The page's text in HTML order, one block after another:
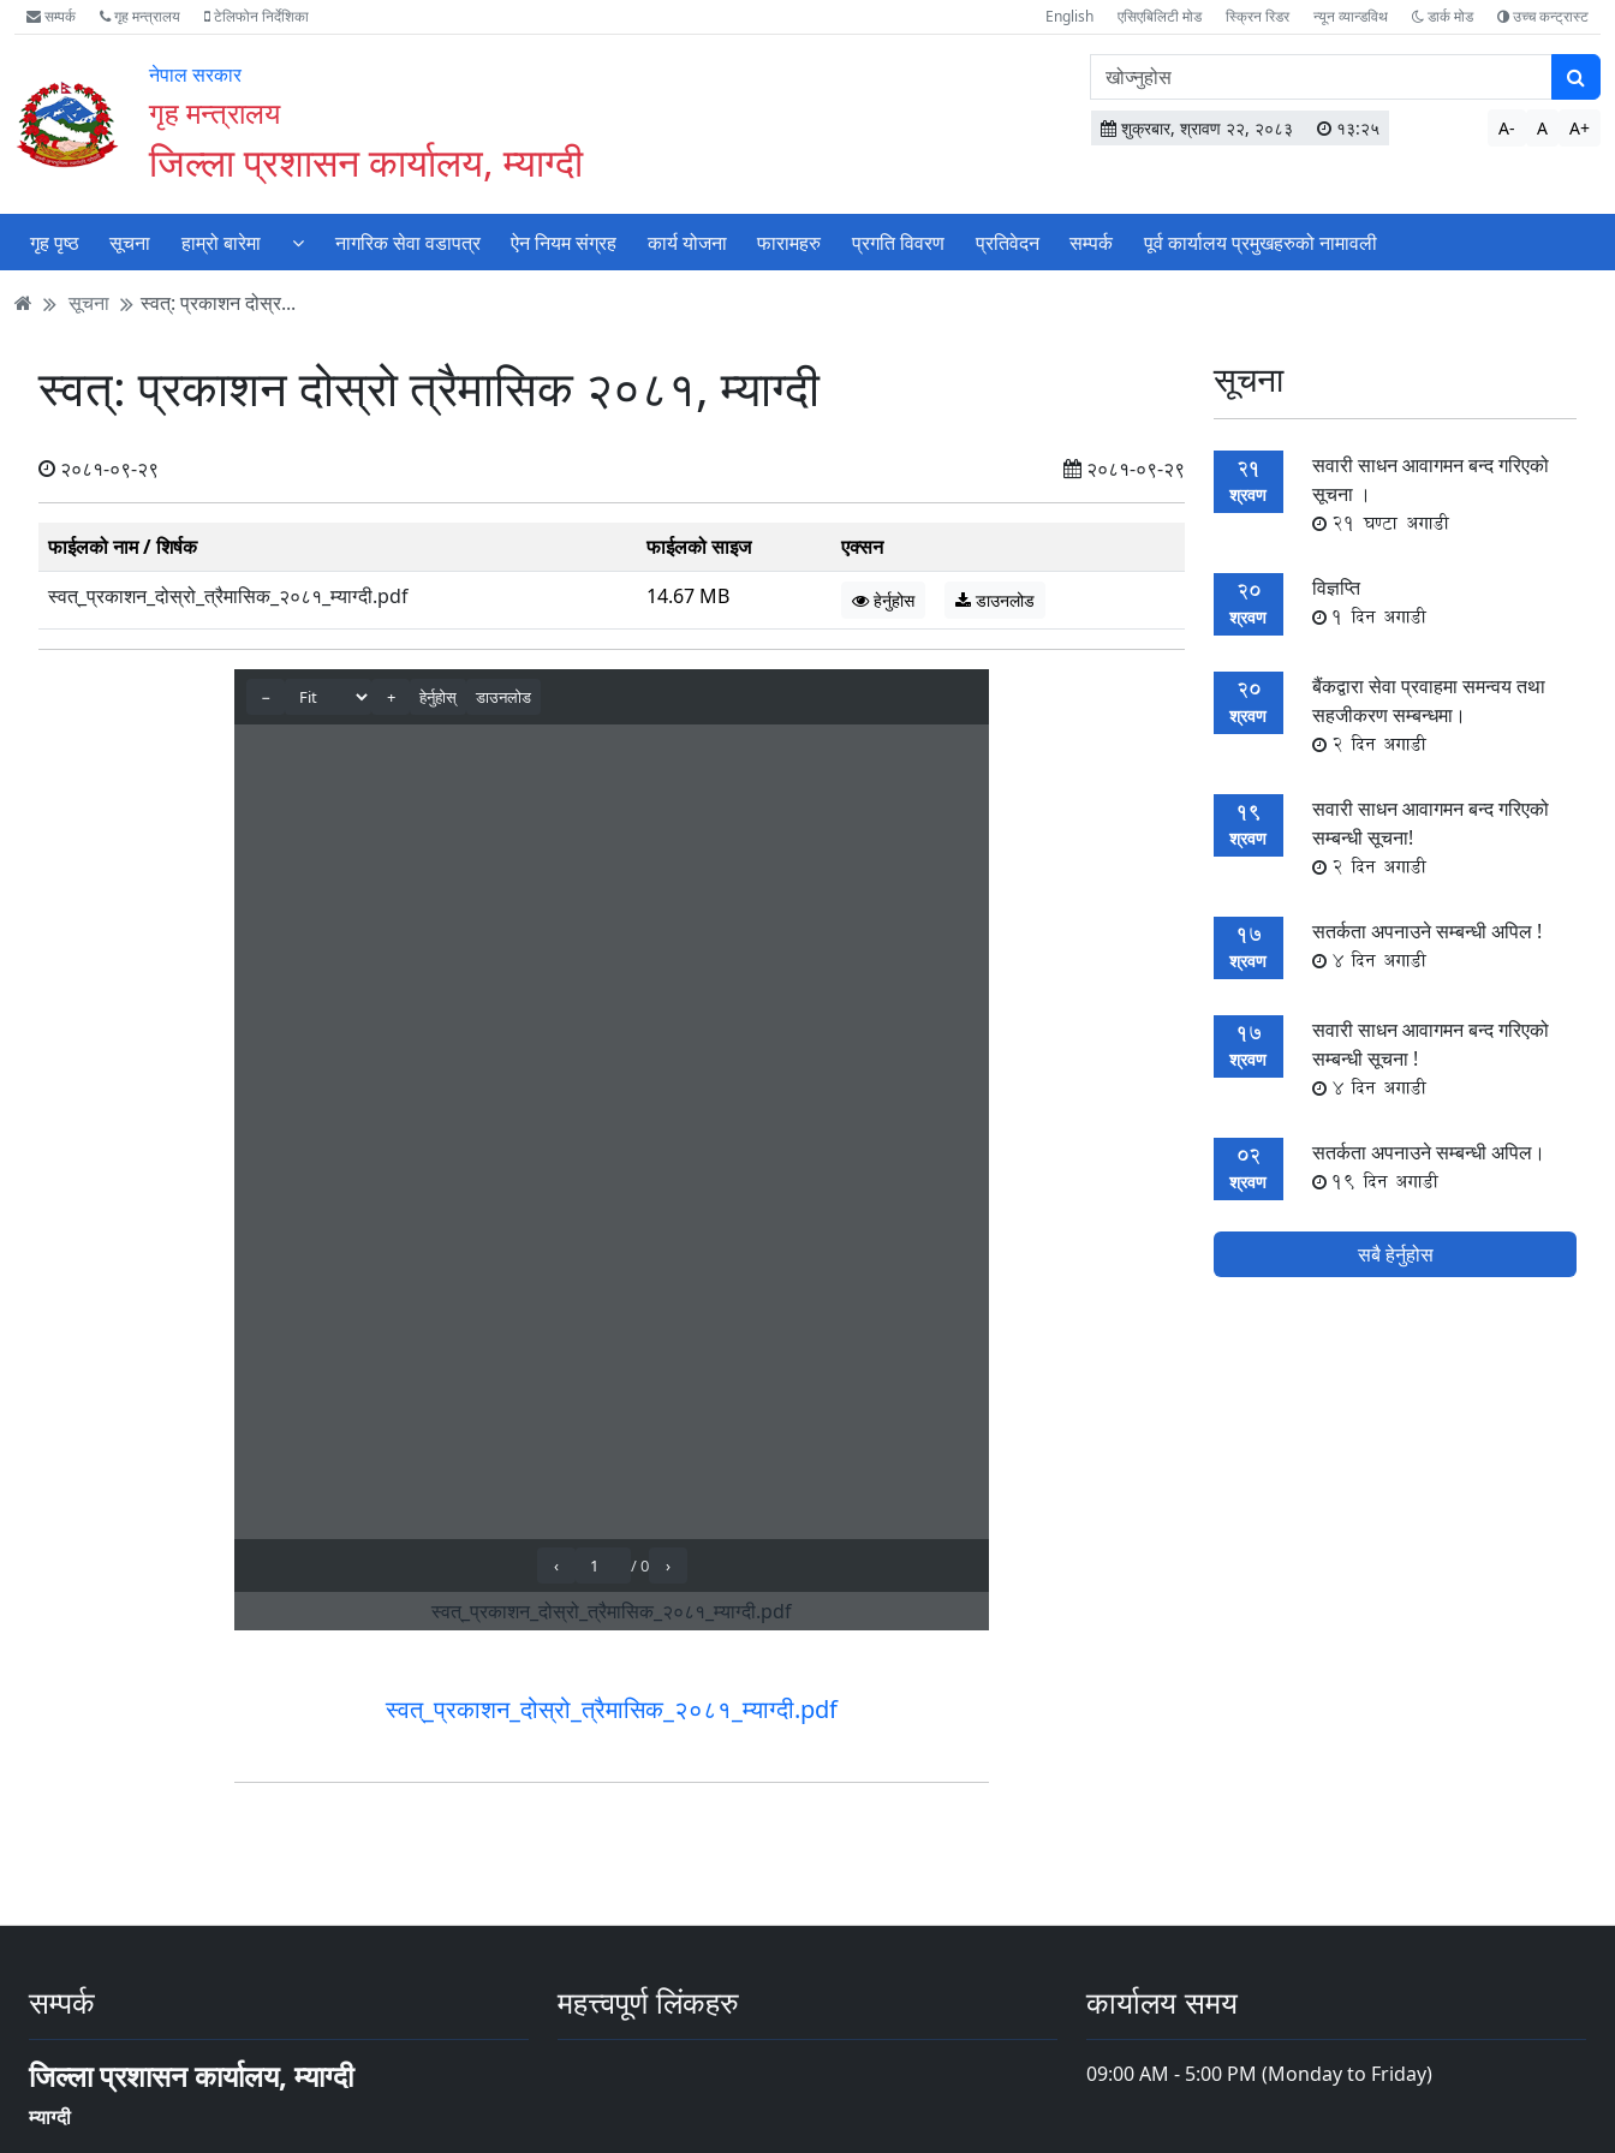
Accessibility
Mode
गर्नुहोस्
मुख्य
सामाग्री
मुख्य
नेभिगेसन
वेबसाइट
खोजमा
सम्पर्क गृह मन्त्रालय टेलिफोन निर्देशिका English एसिएबिलिटी मोड स्क्रिन रिडर न्यून व्यान्डविथ डार्क मोड उच्च कन्ट्रास्ट
नेपाल सरकार
गृह मन्त्रालय
जिल्ला प्रशासन कार्यालय, म्याग्दी
वेबसाइटमा
सामग्री
खोज्नुहोस
शुक्रबार, श्रावण २२, २०८३ १३:२५ A- A A+
गृह पृष्ठ सूचना हाम्रो बारेमा नागरिक सेवा वडापत्र ऐन नियम संग्रह कार्य योजना फारामहरु प्रगति विवरण प्रतिवेदन सम्पर्क पूर्व कार्यालय प्रमुखहरुको नामावली
सूचना स्वत्: प्रकाशन दोस्र...
स्वत्: प्रकाशन दोस्रो त्रैमासिक २०८१, म्याग्दी
२०८१-०९-२९ २०८१-०९-२९
फाईलको नाम / शिर्षक फाईलको साइज
एक्सन
स्वत्_प्रकाशन_दोस्रो_त्रैमासिक_२०८१_म्याग्दी.pdf
14.67 MB हेर्नुहोस डाउनलोड
स्वत्_प्रकाशन_दोस्रो_त्रैमासिक_२०८१_म्याग्दी.pdf
सूचना
21
श्रवण
सवारी साधन आवागमन बन्द गरिएको
सूचना ।
21 घण्टा अगाडी
20
श्रवण
विज्ञप्ति
1 दिन अगाडी
20
श्रवण
बैंकद्वारा सेवा प्रवाहमा समन्वय तथा
सहजीकरण सम्बन्धमा।
2 दिन अगाडी
19
श्रवण
सवारी साधन आवागमन बन्द गरिएको
सम्बन्धी सूचना!
2 दिन अगाडी
17
श्रवण
सतर्कता अपनाउने सम्बन्धी अपिल !
4 दिन अगाडी
17
श्रवण
सवारी साधन आवागमन बन्द गरिएको
सम्बन्धी सूचना !
4 दिन अगाडी
02
श्रवण
सतर्कता अपनाउने सम्बन्धी अपिल।
19 दिन अगाडी
सबै हेर्नुहोस
सम्पर्क
जिल्ला प्रशासन कार्यालय, म्याग्दी
म्याग्दी
महत्त्वपूर्ण लिंकहरु कार्यालय समय
09:00 AM - 5:00 PM (Monday to Friday)